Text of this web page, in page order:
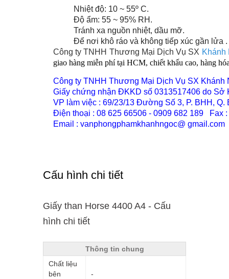
Nhiệt độ: 10 ~ 55º C.
Độ ẩm: 55 ~ 95% RH.
Tránh xa nguồn nhiệt, dầu mỡ.
Để nơi khô ráo và không tiếp xúc gần lửa .
Công tyTNHH Thương Mại Dịch Vụ SX Khánh
giao hàng miễn phí tại HCM, chiết khấu cao, hàng
Công ty TNHH Thương Mại Dịch Vụ SX Khánh
Giấy chứng nhận ĐKKD số 0313517406 do
VP làm việc : 69/23/13 Đường Số 3, P. BHH,
Điện thoại : 08 625 66506 - 0909 682 189 Fax
Email : vanphongphamkhanhngoc@ gmail.com
Cấu hình chi tiết
Giấy than Horse 4400 A4 - Cấu
hình chi tiết
Thông tin chung
Chất liệu
bên
-